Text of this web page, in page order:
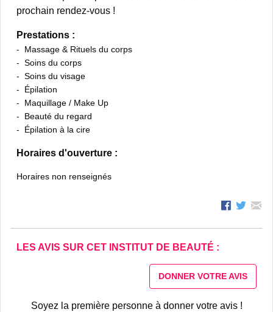
prochain rendez-vous !
Prestations :
Massage & Rituels du corps
Soins du corps
Soins du visage
Épilation
Maquillage / Make Up
Beauté du regard
Épilation à la cire
Horaires d'ouverture :
Horaires non renseignés
LES AVIS SUR CET INSTITUT DE BEAUTÉ :
DONNER VOTRE AVIS
Soyez la première personne à donner votre avis !